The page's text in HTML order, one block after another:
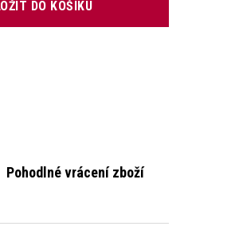
DO KOŠÍKU
Pohodlné vrácení zboží